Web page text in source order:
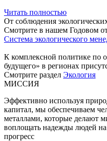
Читать полностью
От соблюдения
Смотрите в нашем Годовом
Система экологического
К комплексной политике по
будущего» в регионах
Смотрите раздел Экология
МИССИЯ
Эффективно используя
капитал, мы обеспечиваем
металлами, которые делают
воплощать надежды людей на
прогресс